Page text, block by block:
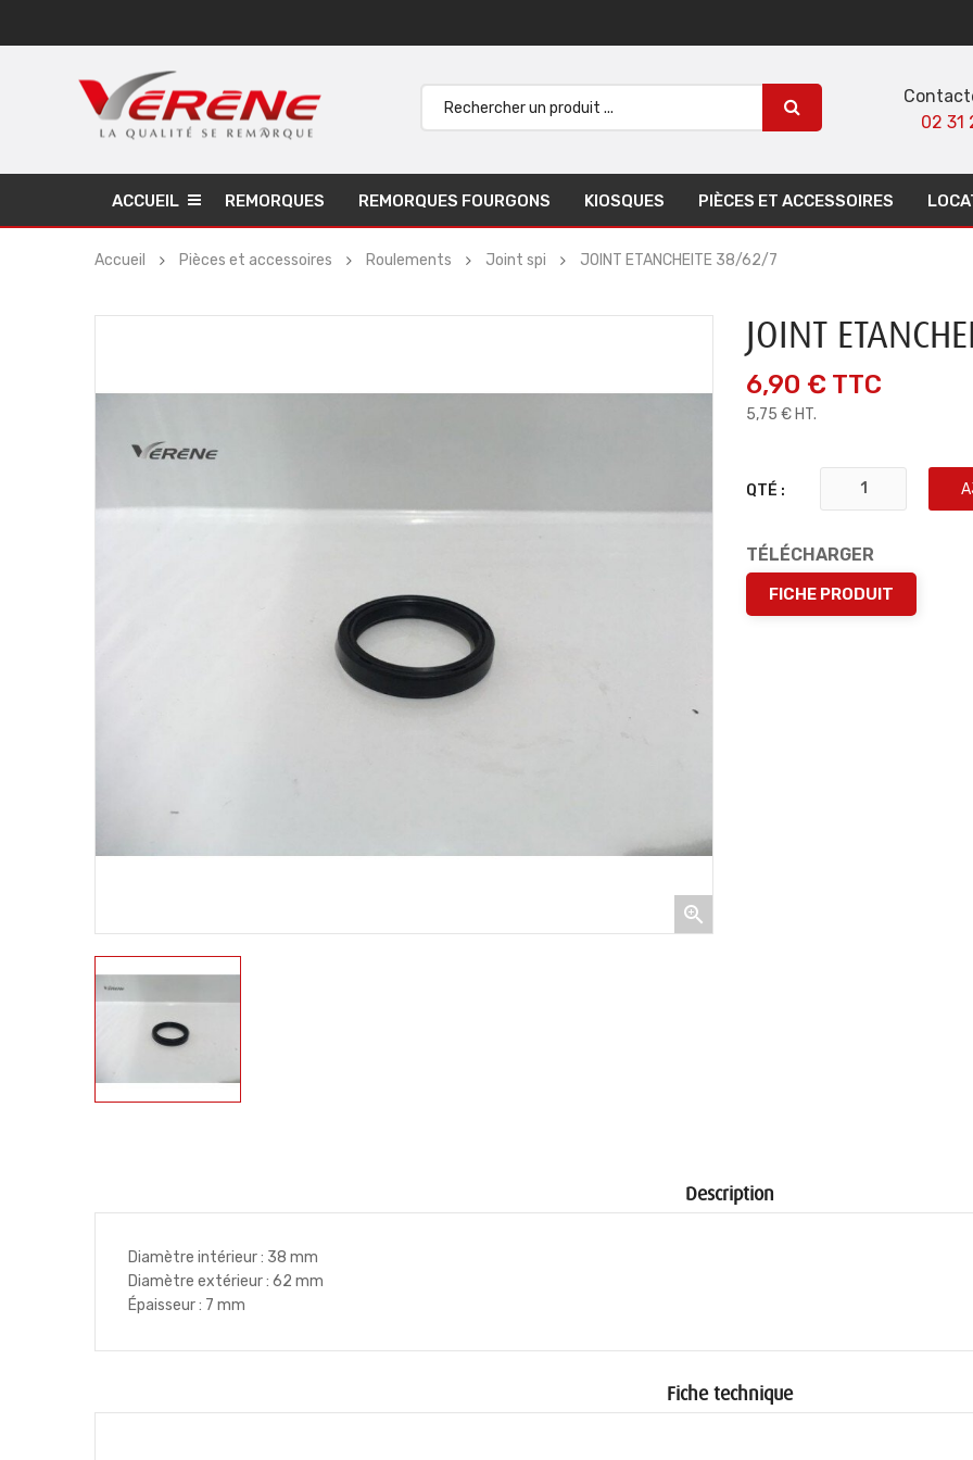
02 31
ACCUEIL REMORQUES REMORQUES FOURGONS KIOSQUES PIÈCES ET ACCESSOIRES
Accueil Pièces et accessoires Roulements Joint spi JOINT ETANCHEITE 38/62/7

JOINT
6,90 € TTC
5,75 € HT.
QTÉ :
TÉLÉCHARGER
FICHE PRODUIT
Description
Diamètre intérieur : 38 mm
Diamètre extérieur : 62 mm
Épaisseur : 7 mm
Fiche technique